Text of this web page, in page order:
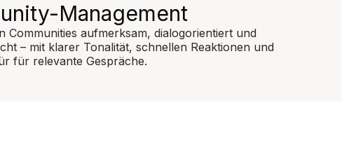
Management
Communities aufmerksam, dialogorientiert und
– mit klarer Tonalität, schnellen Reaktionen und
für relevante Gespräche.